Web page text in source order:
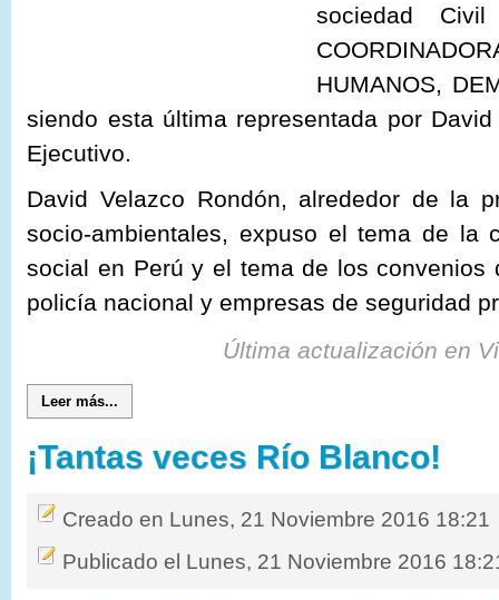
sociedad
HUMANOS,
siendo esta última representada por
Ejecutivo.
David Velazco Rondón, alrededor de la
socio-ambientales, expuso el tema de la
social en Perú y el tema de los convenios
policía nacional y empresas de seguridad
Última actualización en
Leer más...
¡Tantas veces Río Blanco!
Creado en Lunes, 21 Noviembre 2016 18:21
Publicado el Lunes, 21 Noviembre 2016